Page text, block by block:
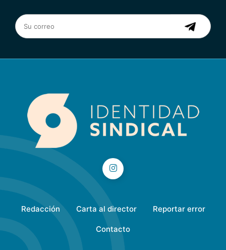
Redacción Carta al director Reportar error
Contacto